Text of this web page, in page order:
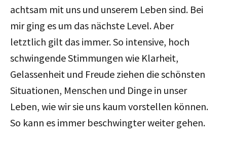
achtsam mit uns und unserem Leben sind. Bei
mir ging es um das nächste Level. Aber
letztlich gilt das immer. So intensive, hoch
schwingende Stimmungen wie Klarheit,
Gelassenheit und Freude ziehen die schönsten
Situationen, Menschen und Dinge in unser
Leben, wie wir sie uns kaum vorstellen können.
So kann es immer beschwingter weiter gehen.